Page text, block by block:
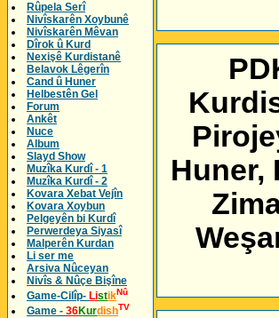
Rûpela Serî
Nivîskarên Xoybunê
Nivîskarên Mêvan
Dîrok û Kurd
Nexişê Kurdistanê
Belavok Lêgerîn
Cand û Huner
Helbestên Gel
Forum
Ankêt
Nuce
Album
Slayd Show
Muzîka Kurdî - 1
Muzîka Kurdî - 2
Kovara Xebat Vejîn
Kovara Xoybun
Pelgeyên bi Kurdî
Perwerdeya Siyasî
Malperên Kurdan
Li ser me
Arsiva Nûceyan
Nivîs & Nûçe Bişîne
Game-Cilîp- ListikNû
Game - 36KurdishTV
Huner,